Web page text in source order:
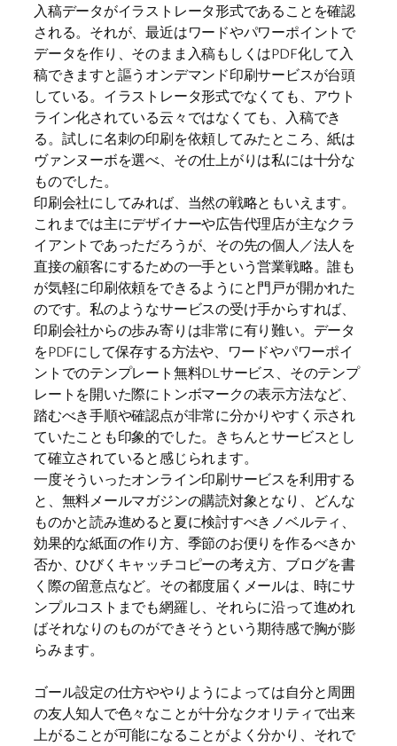
入稿データがイラストレータ形式であることを確認
される。それが、最近はワードやパワーポイントで
データを作り、そのまま入稿もしくはPDF化して入
稿できますと謳うオンデマンド印刷サービスが台頭
している。イラストレータ形式でなくても、アウト
ライン化されている云々ではなくても、入稿でき
る。試しに名刺の印刷を依頼してみたところ、紙は
ヴァンヌーボを選べ、その仕上がりは私には十分な
ものでした。
印刷会社にしてみれば、当然の戦略ともいえます。
これまでは主にデザイナーや広告代理店が主なクラ
イアントであっただろうが、その先の個人／法人を
直接の顧客にするための一手という営業戦略。誰も
が気軽に印刷依頼をできるようにと門戸が開かれた
のです。私のようなサービスの受け手からすれば、
印刷会社からの歩み寄りは非常に有り難い。データ
をPDFにして保存する方法や、ワードやパワーポイ
ントでのテンプレート無料DLサービス、そのテンプ
レートを開いた際にトンボマークの表示方法など、
踏むべき手順や確認点が非常に分かりやすく示され
ていたことも印象的でした。きちんとサービスとし
て確立されていると感じられます。
一度そういったオンライン印刷サービスを利用する
と、無料メールマガジンの購読対象となり、どんな
ものかと読み進めると夏に検討すべきノベルティ、
効果的な紙面の作り方、季節のお便りを作るべきか
否か、ひびくキャッチコピーの考え方、ブログを書
く際の留意点など。その都度届くメールは、時にサ
ンプルコストまでも網羅し、それらに沿って進めれ
ばそれなりのものができそうという期待感で胸が膨
らみます。
ゴール設定の仕方ややりようによっては自分と周囲
の友人知人で色々なことが十分なクオリティで出来
上がることが可能になることがよく分かり、それで